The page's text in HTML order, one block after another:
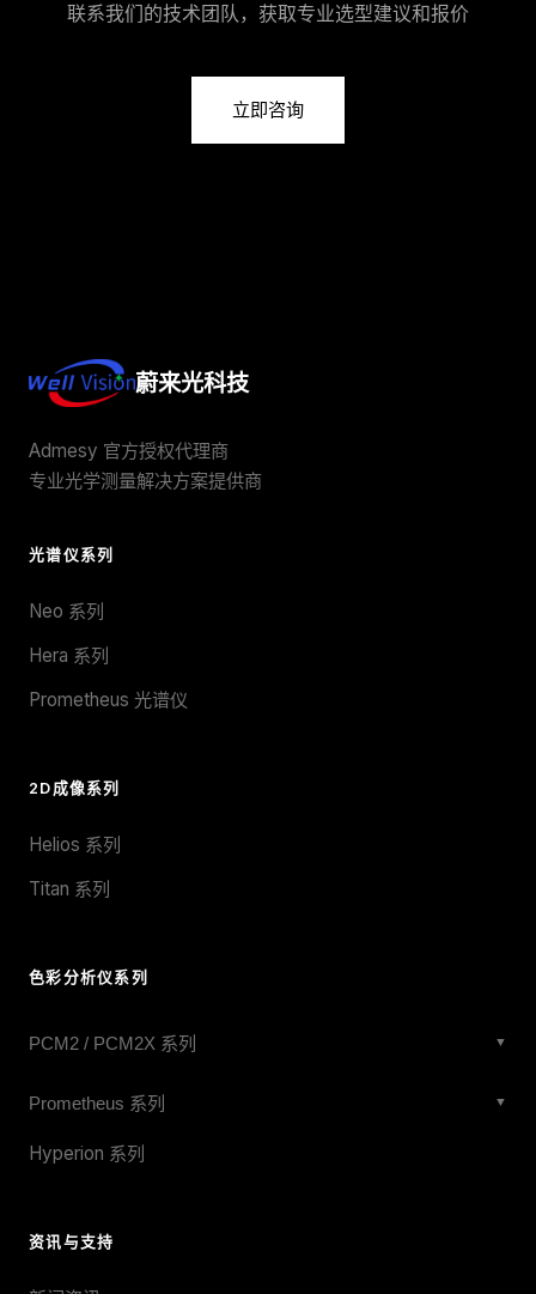
联系我们的技术团队，获取专业选型建议和报价
立即咨询
蔚来光科技
Admesy 官方授权代理商
专业光学测量解决方案提供商
光谱仪系列
Neo 系列
Hera 系列
Prometheus 光谱仪
2D成像系列
Helios 系列
Titan 系列
色彩分析仪系列
PCM2 / PCM2X 系列 ▼
Prometheus 系列 ▼
Prometheus 27mm Wide-Angle
Prometheus 20mm
Hyperion 系列
资讯与支持